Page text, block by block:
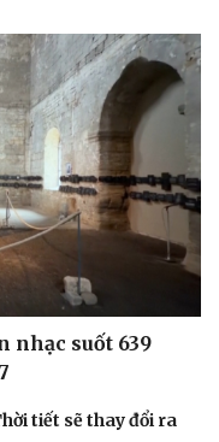
nhạc suốt 639
tiết sẽ thay đổi ra